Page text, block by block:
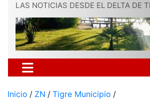
LAS NOTICIAS DESDE EL DELTA DE
Inicio ZN
Tigre Municipio